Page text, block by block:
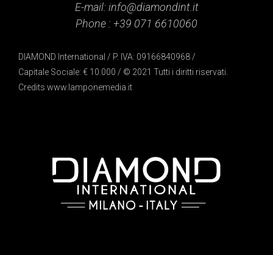
E-mail: info@diamondint.it
Phone : +39 071 6610060
DIAMOND International / P. IVA: 09166840968 /
Capitale Sociale: € 10.000 / © 2021 Tutti i diritti riservati.
Credits www.lamponemedia.it